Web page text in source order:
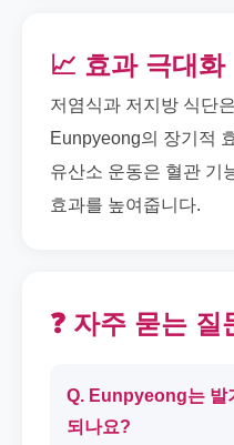
📈 효과 극대화
저염식과 저지방 식단
Eunpyeong의 장기적
유산소 운동은 혈관 기
효과를 높여줍니다.
❓ 자주 묻는 질
Q. Eunpyeong는 발
되나요?